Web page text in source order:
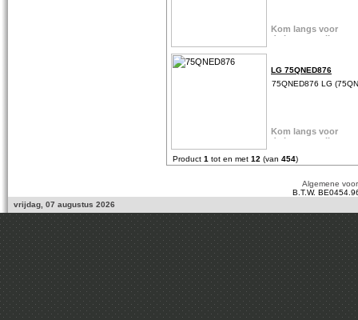
LG 75QNED876
75QNED876 LG
Product 1 tot en met 12 (van 454)
Algemene
B.T.W.
vrijdag, 07 augustus 2026